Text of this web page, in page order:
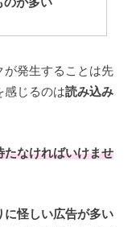
が発生することは先
感じるのは読み込み
たなければいけませ
に怪しい広告が多い